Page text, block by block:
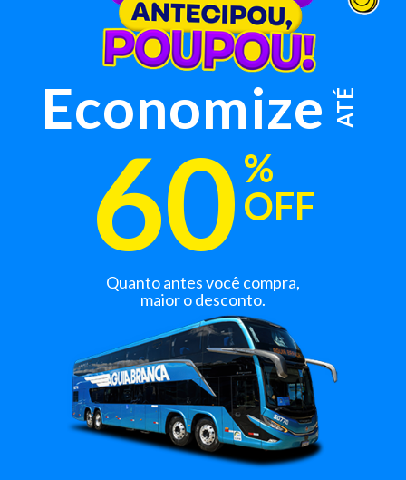
Economize ATÉ
60 %
OFF
Quanto antes você compra,
maior o desconto.